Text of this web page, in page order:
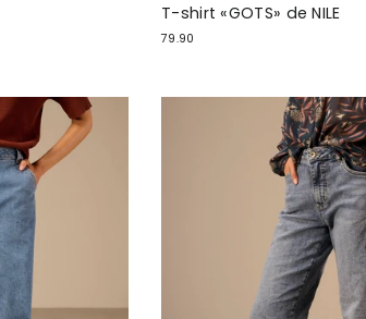
T-shirt «GOTS» de NILE
79.90